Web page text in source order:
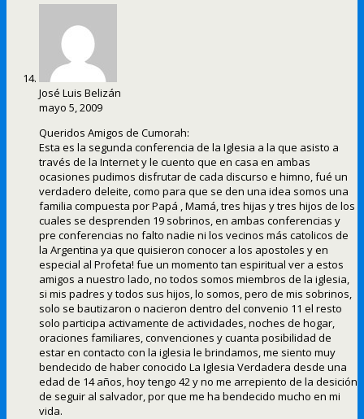
José Luis Belizán
mayo 5, 2009
Queridos Amigos de Cumorah:
Esta es la segunda conferencia de la Iglesia a la que asisto a
través de la Internet y le cuento que en casa en ambas
ocasiones pudimos disfrutar de cada discurso e himno, fué un
verdadero deleite, como para que se den una idea somos una
familia compuesta por Papá , Mamá, tres hijas y tres hijos de los
cuales se desprenden 19 sobrinos, en ambas conferencias y
pre conferencias no falto nadie ni los vecinos más catolicos de
la Argentina ya que quisieron conocer a los apostoles y en
especial al Profeta! fue un momento tan espiritual ver a estos
amigos a nuestro lado, no todos somos miembros de la iglesia,
si mis padres y todos sus hijos, lo somos, pero de mis sobrinos,
solo se bautizaron o nacieron dentro del convenio 11 el resto
solo participa activamente de actividades, noches de hogar,
oraciones familiares, convenciones y cuanta posibilidad de
estar en contacto con la iglesia le brindamos, me siento muy
bendecido de haber conocido La Iglesia Verdadera desde una
edad de 14 años, hoy tengo 42 y no me arrepiento de la desición
de seguir al salvador, por que me ha bendecido mucho en mi
vida.